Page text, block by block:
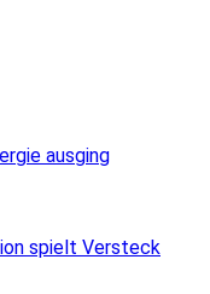
ausging
spielt Versteck